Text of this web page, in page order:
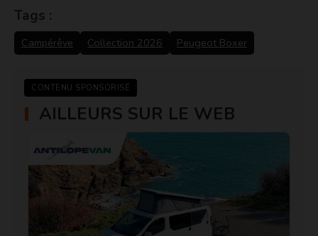
Tags :
Campérêve Collection 2026 Peugeot Boxer
CONTENU SPONSORISÉ
AILLEURS SUR LE WEB